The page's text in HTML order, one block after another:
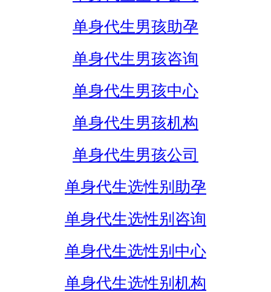
单身代生男孩助孕
单身代生男孩咨询
单身代生男孩中心
单身代生男孩机构
单身代生男孩公司
单身代生选性别助孕
单身代生选性别咨询
单身代生选性别中心
单身代生选性别机构